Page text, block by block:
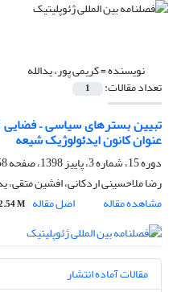
نویسنده =کریمی پور، یدالله
تعداد مقالات: 1
تبیین بسترهای سیاسی – فضایی
عنوان کانون ایدئولوژیک شیعه
دوره 15، شماره 3، پاییز 1398، صفحه
رضا ملاحسینی اردکانی، افشین متقی،
مشاهده مقاله
اصل مقاله M
مقالات آماده انتشار